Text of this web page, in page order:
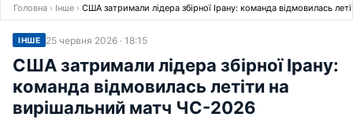
Головна › Інше › США затримали лідера збірної Ірану: команда відмовилась
ІНШЕ 25 червня 2026 · 18:15
США затримали лідера збірної Ірану:
команда відмовилась летіти на
вирішальний матч ЧС-2026